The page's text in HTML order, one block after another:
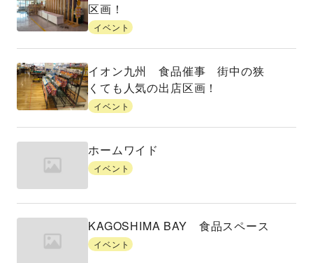
区画！
イベント
イオン九州 食品催事 街中の狭
くても人気の出店区画！
イベント
ホームワイド
イベント
KAGOSHIMA BAY 食品スペース
イベント